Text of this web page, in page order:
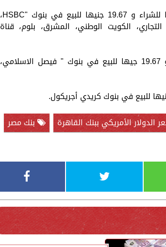
وسجل سعر الدولار ضمن ثاني أقل سعر نحو 19.57 جنيها للشراء و 19.67 جنيها للبيع في بنوك "HSBC،
الكويت الوطني، المشرق، بلوم، قناة
ووصل سعر الدولار أمام الجنيه نحو 19.59 جنيها للشراء و 19.67 جيها للبيع في بنوك " فيصل الاسلامي،
الدولار الأمريكي ببنك القاهرة
بنك مصر